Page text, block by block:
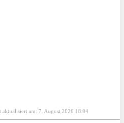
aktualisiert am: 7. August 2026 18:04